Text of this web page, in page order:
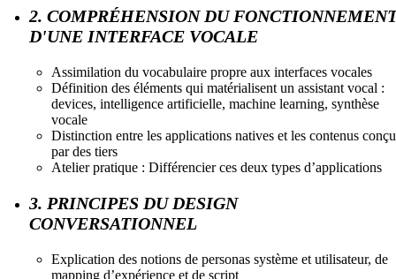
2. COMPRÉHENSION DU
D'UNE INTERFACE VOCALE
Assimilation du vocabulaire propre aux interfaces vocales
Définition des éléments qui matérialisent un assistant vocal :
devices, intelligence artificielle, machine learning, synthèse
vocale
Distinction entre les applications natives et les contenus
par des tiers
Atelier pratique : Différencier ces deux types d’applications
3. PRINCIPES DU DESIGN
CONVERSATIONNEL
Explication des notions de personas système et utilisateur, de
mapping d’expérience et de script